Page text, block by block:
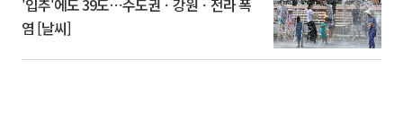
'입추'에도 39도⋯수도권ㆍ강원ㆍ전라 폭
염 [날씨]